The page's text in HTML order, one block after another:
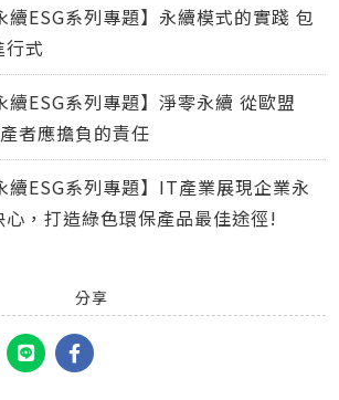
續ESG系列專題】永續模式的實踐 包
式
續ESG系列專題】淨零永續 從歐盟
者應擔負的責任
續ESG系列專題】IT產業展現企業永
心，打造綠色環保產品最佳途徑!
分享